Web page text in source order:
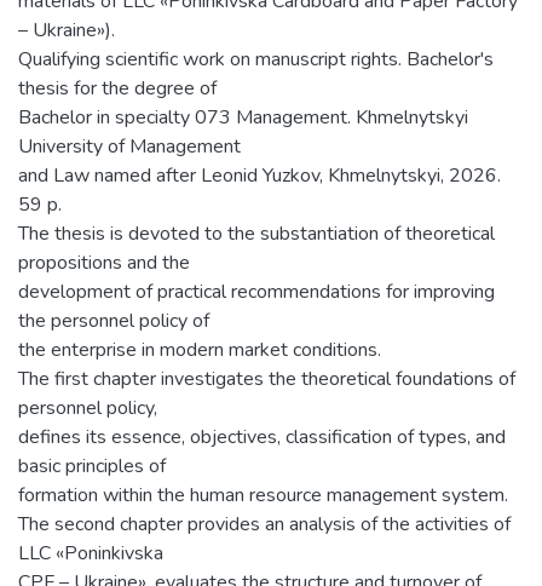
– Ukraine»).
Qualifying scientific work on manuscript rights. Bachelor's
thesis for the degree of
Bachelor in specialty 073 Management. Khmelnytskyi
University of Management
and Law named after Leonid Yuzkov, Khmelnytskyi, 2026.
59 p.
The thesis is devoted to the substantiation of theoretical
propositions and the
development of practical recommendations for improving
the personnel policy of
the enterprise in modern market conditions.
The first chapter investigates the theoretical foundations of
personnel policy,
defines its essence, objectives, classification of types, and
basic principles of
formation within the human resource management system.
The second chapter provides an analysis of the activities of
LLC «Poninkivska